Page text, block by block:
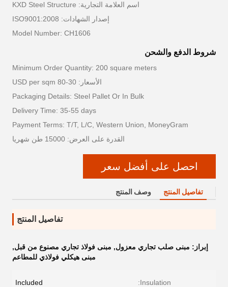
اسم العلامة التجارية: KXD Steel Structure
إصدار الشهادات: ISO9001:2008
Model Number: CH1606
شروط الدفع والشحن
Minimum Order Quantity: 200 square meters
الأسعار: 30-80 USD per sqm
Packaging Details: Steel Pallet Or In Bulk
Delivery Time: 35-55 days
Payment Terms: T/T, L/C, Western Union, MoneyGram
القدرة على العرض: 15000 طن شهريا
احصل على أفضل سعر
تفاصيل المنتج وصف المنتج
تفاصيل المنتج
إبراز: مبنى صلب تجاري معزول, مبنى فولاذ تجاري مصنوع من قبل,
مبنى هيكلي فولاذي للمطاعم
Insulation:
Included